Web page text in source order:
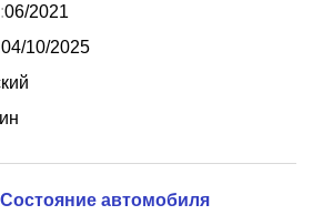
06/2021
04/10/2025
Состояние автомобиля